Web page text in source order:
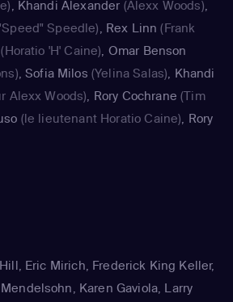
, Khandi Alexander (Alexx Woods),
Speedle), Rex Linn (Frank
(Horatio 'H' Caine), Omar Benson
,Sofia Milos (Yelina Salas), Khandi
Alexx Woods), Rory Cochrane (Tim
(le lieutenant Horatio Caine), Rory
Speedle)
Eric Mirich, Frederick King Keller,
Karen Gaviola, Larry